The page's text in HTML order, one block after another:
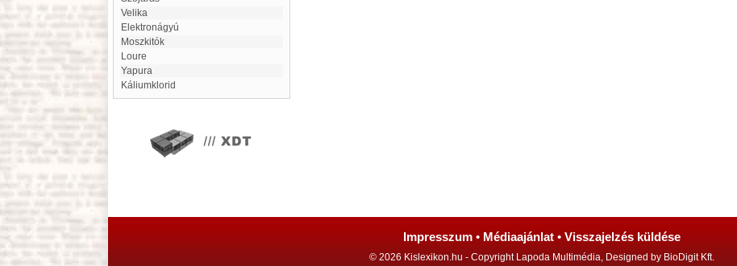
Velika
Elektronágyú
Moszkitók
loure
Yapura
Káliumklorid
Impresszum • Médiaajánlat • Visszajelzés küldése
© 2026 Kislexikon.hu - Copyright Lapoda Multimédia, Designed by BioDigit Kft.